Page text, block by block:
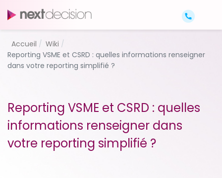
Accueil
Wiki
Reporting VSME et CSRD : quelles informations renseigner
dans votre reporting simplifié ?
Reporting VSME et CSRD : quelles
informations renseigner dans
votre reporting simplifié ?